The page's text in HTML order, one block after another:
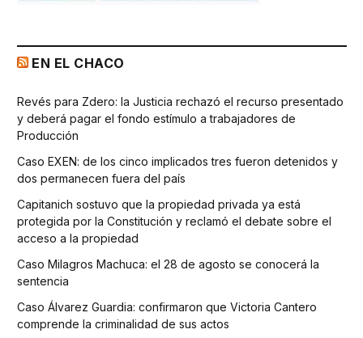
EN EL CHACO
Revés para Zdero: la Justicia rechazó el recurso presentado
y deberá pagar el fondo estímulo a trabajadores de
Producción
Caso EXEN: de los cinco implicados tres fueron detenidos y
dos permanecen fuera del país
Capitanich sostuvo que la propiedad privada ya está
protegida por la Constitución y reclamó el debate sobre el
acceso a la propiedad
Caso Milagros Machuca: el 28 de agosto se conocerá la
sentencia
Caso Álvarez Guardia: confirmaron que Victoria Cantero
comprende la criminalidad de sus actos